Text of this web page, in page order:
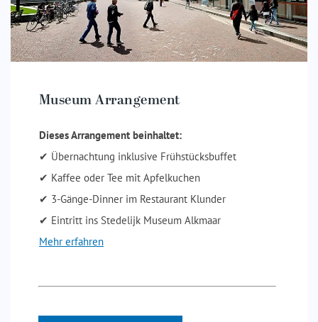
Museum Arrangement
Dieses Arrangement beinhaltet:
✔ Übernachtung inklusive Frühstücksbuffet
✔ Kaffee oder Tee mit Apfelkuchen
✔ 3-Gänge-Dinner im Restaurant Klunder
✔ Eintritt ins Stedelijk Museum Alkmaar
Mehr erfahren